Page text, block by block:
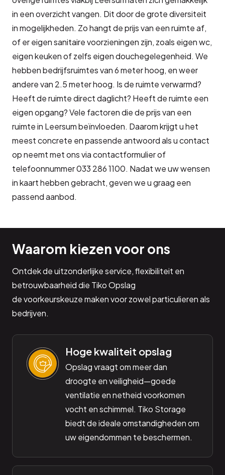
in een overzicht vangen. Dit door de grote diversiteit
in mogelijkheden. Zo hangt de prijs van een ruimte af,
of er eigen sanitaire voorzieningen zijn, zoals eigen wc,
eigen keuken of zelfs eigen douchegelegenheid. We
hebben bedrijfsruimtes van 6 meter hoog, en weer
andere van 2.5 meter hoog. Is de ruimte verwarmd?
Heeft de ruimte direct daglicht? Heeft de ruimte een
eigen opgang? Vele factoren die de prijs van een
ruimte in Leersum beïnvloeden. Daarom krijgt u het
meest concrete en passende antwoord als u contact
op neemt met ons via contactformulier of
telefoonnummer 033 286 1100. Nadat we uw wensen
in kaart hebben gebracht, geven we u graag een
passend aanbod.
Waarom kiezen voor ons
Ontdek de uitzonderlijke service, flexibiliteit en
betrouwbaarheid die Tiko Opslag
de voorkeurskeuze maken voor zowel particulieren als
bedrijven.
Hoge kwaliteit opslag
Opslag vraagt om meer dan
droogte en veiligheid—goede
ventilatie en netheid voorkomen
vocht en schimmel. Tiko Storage
biedt de ideale omstandigheden om
uw eigendommen te beschermen.